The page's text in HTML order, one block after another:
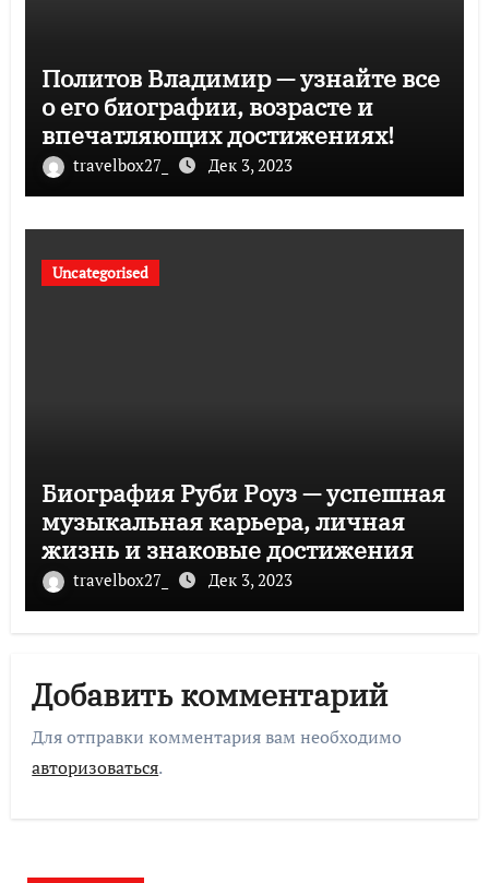
Политов Владимир — узнайте все
о его биографии, возрасте и
впечатляющих достижениях!
travelbox27_ Дек 3, 2023
Uncategorised
Биография Руби Роуз — успешная
музыкальная карьера, личная
жизнь и знаковые достижения
travelbox27_ Дек 3, 2023
Добавить комментарий
Для отправки комментария вам необходимо
авторизоваться.